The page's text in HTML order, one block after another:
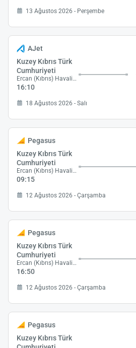
13 Ağustos 2026 - Perşembe
AJet
Kuzey Kıbrıs Türk
Cumhuriyeti
Ercan (Kıbrıs) Havalimanı
16:10
18 Ağustos 2026 - Salı
Pegasus
Kuzey Kıbrıs Türk
Cumhuriyeti
Ercan (Kıbrıs) Havalimanı
09:15
12 Ağustos 2026 - Çarşamba
Pegasus
Kuzey Kıbrıs Türk
Cumhuriyeti
Ercan (Kıbrıs) Havalimanı
16:50
12 Ağustos 2026 - Çarşamba
Pegasus
Kuzey Kıbrıs Türk